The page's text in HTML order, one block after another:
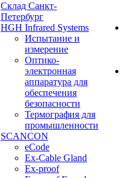
Cклад Санкт-
Петербург
HGH Infrared Systems
Испытание и
измерение
Оптико-
электронная
аппаратура для
обеспечения
безопасности
Термография для
промышленности
SCANCON
eCode
Ex-Cable Gland
Ex-proof